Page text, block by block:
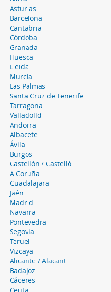
Asturias
Barcelona
Cantabria
Córdoba
Granada
Huesca
Lleida
Murcia
Las Palmas
Santa Cruz de Tenerife
Tarragona
Valladolid
Andorra
Albacete
Ávila
Burgos
Castellón / Castelló
A Coruña
Guadalajara
Jaén
Madrid
Navarra
Pontevedra
Segovia
Teruel
Vizcaya
Alicante / Alacant
Badajoz
Cáceres
Ceuta